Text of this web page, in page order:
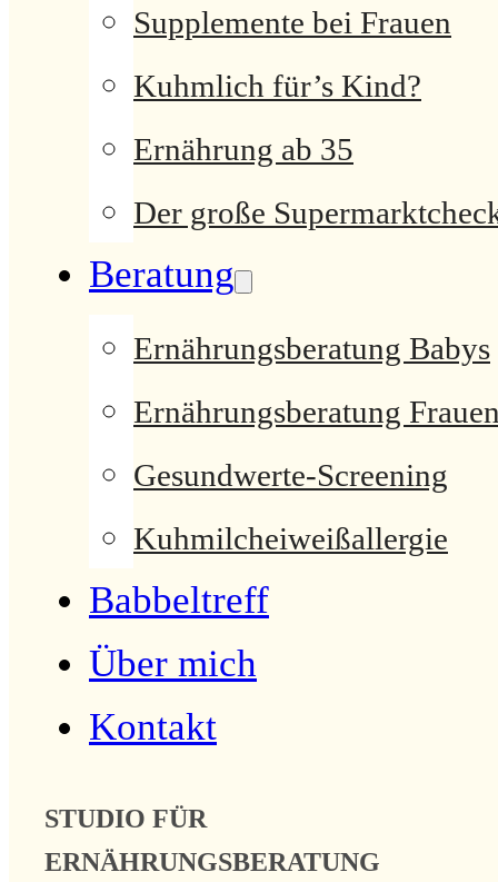
Supplemente bei Frauen
Kuhmlich für’s Kind?
Ernährung ab 35
Der große
Beratung
Ernährungsberatung Babys
Ernährungsberatung
Gesundwerte-Screening
Kuhmilcheiweißallergie
Babbeltreff
Über mich
Kontakt
STUDIO FÜR
ERNÄHRUNGSBERATUNG